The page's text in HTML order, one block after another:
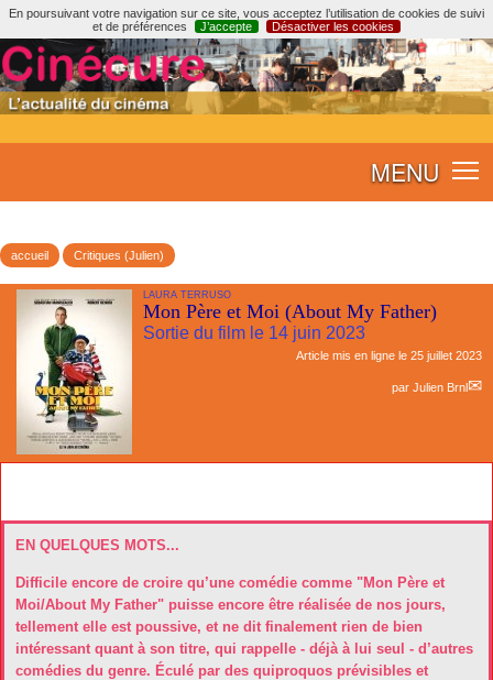
En poursuivant votre navigation sur ce site, vous acceptez l’utilisation de cookies de suivi
et de préférences
J’accepte Désactiver les cookies
MENU
accueil Critiques (Julien)
LAURA TERRUSO
Mon Père et Moi (About My Father)
Sortie du film le 14 juin 2023
Article mis en ligne le 25 juillet 2023
par Julien Brnl
EN QUELQUES MOTS...
Difficile encore de croire qu’une comédie comme "Mon Père et
Moi/About My Father" puisse encore être réalisée de nos jours,
tellement elle est poussive, et ne dit finalement rien de bien
intéressant quant à son titre, qui rappelle - déjà à lui seul - d’autres
comédies du genre. Éculé par des quiproquos prévisibles et